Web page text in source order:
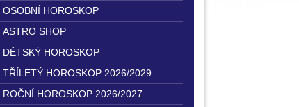
OSOBNÍ HOROSKOP
ASTRO SHOP
DĚTSKÝ HOROSKOP
TŘÍLETÝ HOROSKOP 2026/2029
ROČNÍ HOROSKOP 2026/2027